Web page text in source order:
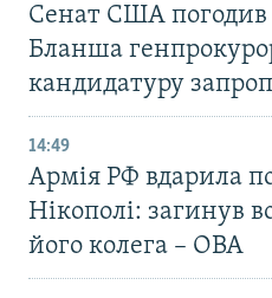
Сенат США
Бланша
кандидатуру
14:49
Армія РФ вдарила
Нікополі: загинув
його колега – ОВА